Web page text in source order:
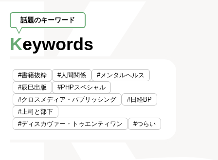
話題のキーワード
Keywords
#書籍抜粋 #人間関係
#メンタルヘルス
#辰巳出版
#PHPスペシャル
#クロスメディア・パブリッシング
#日経BP
#上司と部下
#ディスカヴァー・トゥエンティワン
#つらい